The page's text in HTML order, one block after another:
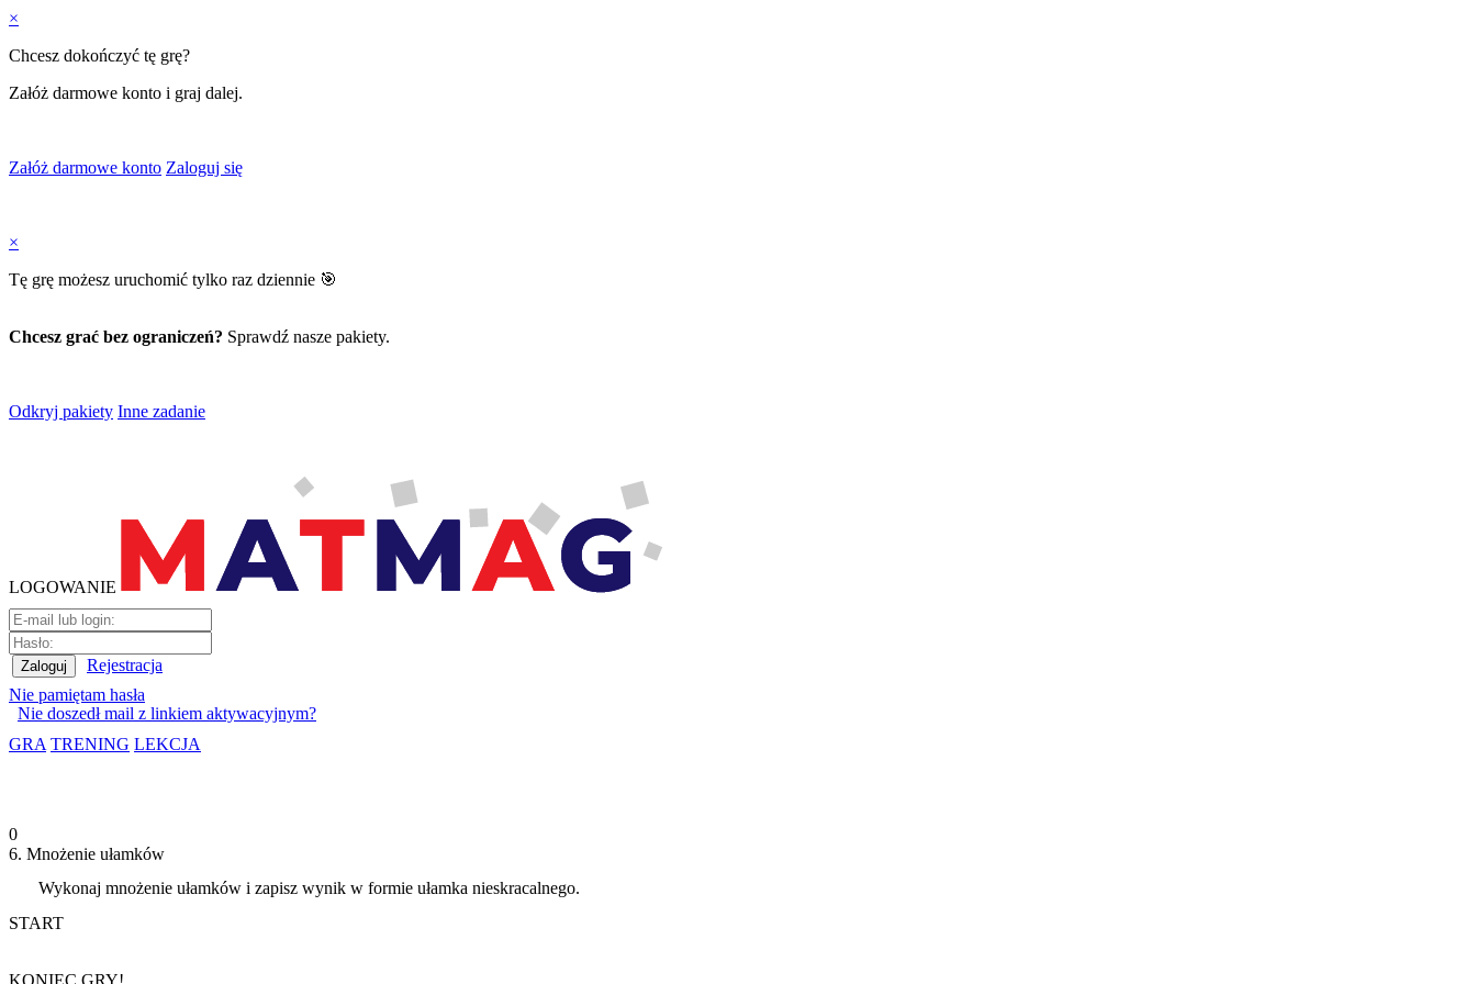
×
Chcesz dokończyć tę grę?
Załóż darmowe konto i graj dalej.
Załóż darmowe konto Zaloguj się
×
Tę grę możesz uruchomić tylko raz dziennie 🎯
Chcesz grać bez ograniczeń? Sprawdź nasze pakiety.
Odkryj pakiety Inne zadanie
LOGOWANIE
Rejestracja
Nie pamiętam hasła
Nie doszedł mail z linkiem aktywacyjnym?
GRA TRENING LEKCJA
0
6. Mnożenie ułamków
Wykonaj mnożenie ułamków i zapisz wynik w formie ułamka nieskracalnego.
START
KONIEC GRY!